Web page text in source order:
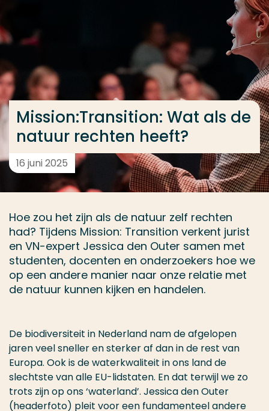
... > Mission:Transition: Wat als de natuur rechten
Mission:Transition: Wat als de
natuur rechten heeft?
16 juni 2025
Hoe zou het zijn als de natuur zelf rechten
had? Tijdens Mission: Transition verkent jurist
en VN-expert Jessica den Outer samen met
studenten, docenten en onderzoekers hoe we
op een andere manier naar onze relatie met
de natuur kunnen kijken en handelen.
De biodiversiteit in Nederland nam de afgelopen
jaren veel sneller en sterker af dan in de rest van
Europa. Ook is de waterkwaliteit in ons land de
slechtste van alle EU-lidstaten. En dat terwijl we zo
trots zijn op ons ‘waterland’. Jessica den Outer
(headerfoto) pleit voor een fundamenteel andere
Veel gezocht
Opleiding